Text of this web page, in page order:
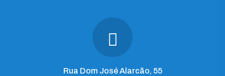
Rua Dom José Alarcão, 55